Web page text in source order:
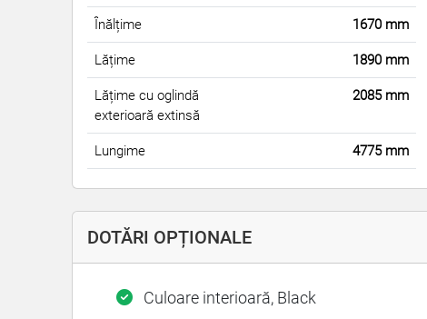
Înălțime 1670 mm
Lățime 1890 mm
Lățime cu oglindă
exterioară extinsă
2085 mm
Lungime 4775 mm
DOTĂRI OPȚIONALE
Culoare interioară, Black